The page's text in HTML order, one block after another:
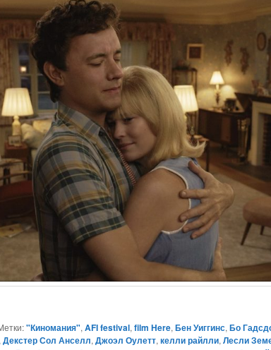
"Киномания",AFI festival,film Here,Бен Уиггинс,Бо
,Декстер Сол Анселл,Джоэл Оулетт,келли райлли,Лесли